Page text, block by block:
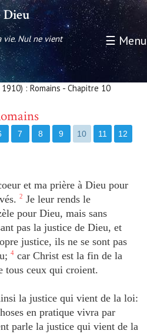
Dieu
vie. Nul ne vient
☰ Menu
: Romains - Chapitre 10
7 8 9 10 11 12
et ma prière à Dieu pour
2 Je leur rends le
pour Dieu, mais sans
pas la justice de Dieu, et
justice, ils ne se sont pas
4 car Christ est la fin de la
ceux qui croient.
la justice qui vient de la loi:
en pratique vivra par
parle la justice qui vient de la